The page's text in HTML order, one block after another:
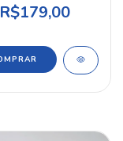
R$179,00